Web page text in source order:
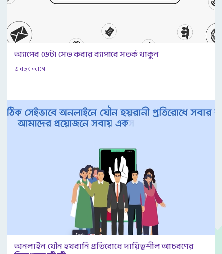
অ্যাপের ডেটা সেভ করার ব্যাপারে সতর্ক থাকুন
৩ বছর আগে
অনলাইন যৌন হয়রানি প্রতিরোধে দায়িত্বশীল আচরণের